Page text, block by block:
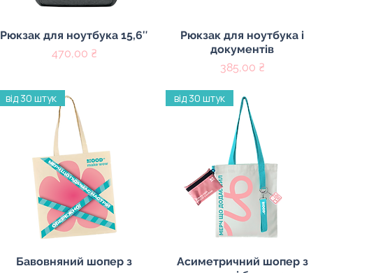
Швидкий перегляд
Рюкзак для ноутбука 15,6″
Ціна
470,00 ₴
Швидкий перегляд
Рюкзак для ноутбука і
документів
Ціна
385,00 ₴
Швидкий перегляд
від 30 штук
Бавовняний шопер з
Швидкий перегляд
від 30 штук
Асиметричний шопер з